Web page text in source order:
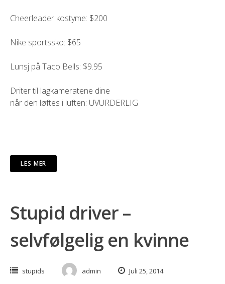
Cheerleader kostyme: $200
Nike sportssko: $65
Lunsj på Taco Bells: $9.95
Driter til lagkameratene dine
når den løftes i luften: UVURDERLIG
LES MER
Stupid driver –
selvfølgelig en kvinne
stupids admin Juli 25, 2014